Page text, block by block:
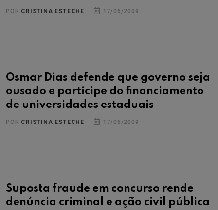
POR CRISTINA ESTECHE 17/06/2009
Osmar Dias defende que governo seja
ousado e participe do financiamento
de universidades estaduais
POR CRISTINA ESTECHE 17/06/2009
Suposta fraude em concurso rende
denúncia criminal e ação civil pública